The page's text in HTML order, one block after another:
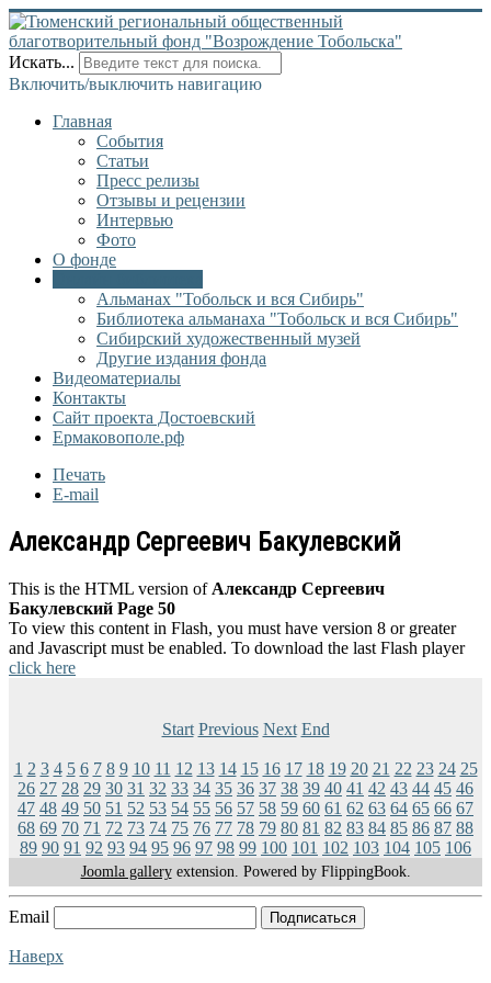
Искать...
Включить/выключить навигацию
Главная
События
Статьи
Пресс релизы
Отзывы и рецензии
Интервью
Фото
О фонде
Альманах "Тобольск и вся Сибирь"
Библиотека альманаха "Тобольск и вся Сибирь"
Сибирский художественный музей
Другие издания фонда
Видеоматериалы
Контакты
Сайт проекта Достоевский
Ермаковополе.рф
Печать
E-mail
Александр Сергеевич Бакулевский
This is the HTML version of Александр Сергеевич
Бакулевский Page 50
To view this content in Flash, you must have version 8 or greater
and Javascript must be enabled. To download the last Flash player
click here
Start Previous Next End
1 2 3 4 5 6 7 8 9 10 11 12 13 14 15 16 17 18 19 20 21 22 23 24 25
26 27 28 29 30 31 32 33 34 35 36 37 38 39 40 41 42 43 44 45 46
47 48 49 50 51 52 53 54 55 56 57 58 59 60 61 62 63 64 65 66 67
68 69 70 71 72 73 74 75 76 77 78 79 80 81 82 83 84 85 86 87 88
89 90 91 92 93 94 95 96 97 98 99 100 101 102 103 104 105 106
Joomla galleryextension. Powered by FlippingBook.
Email Подписаться
Наверх